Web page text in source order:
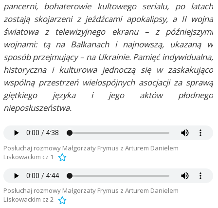
pancerni, bohaterowie kultowego serialu, po latach
zostają skojarzeni z jeźdźcami apokalipsy, a II wojna
światowa z telewizyjnego ekranu – z późniejszymi
wojnami: tą na Bałkanach i najnowszą, ukazaną w
sposób przejmujący – na Ukrainie. Pamięć indywidualna,
historyczna i kulturowa jednoczą się w zaskakująco
wspólną przestrzeń wielospójnych asocjacji za sprawą
giętkiego języka i jego aktów płodnego
nieposłuszeństwa.
Posłuchaj rozmowy Małgorzaty Frymus z Arturem Danielem
Liskowackim cz 1
Posłuchaj rozmowy Małgorzaty Frymus z Arturem Danielem
Liskowackim cz 2